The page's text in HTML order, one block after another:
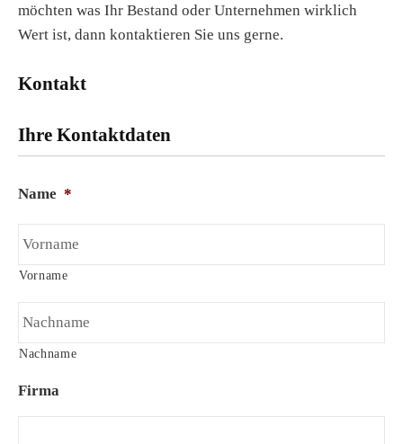
möchten was Ihr Bestand oder Unternehmen wirklich
Wert ist, dann kontaktieren Sie uns gerne.
Kontakt
Ihre Kontaktdaten
Name *
Vorname
Nachname
Firma